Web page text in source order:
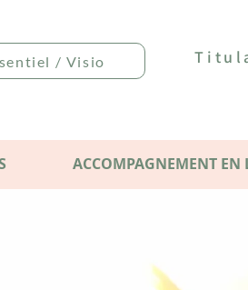
/ Visio
ACCOMPAGNEMENT EN